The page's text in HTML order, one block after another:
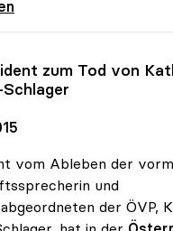
engagieren sich
zum Tod von
vom Ableben der
und
der ÖVP,